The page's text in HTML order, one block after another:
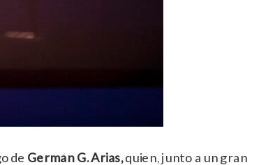
de Germán G. Arias,quien, junto a un gran